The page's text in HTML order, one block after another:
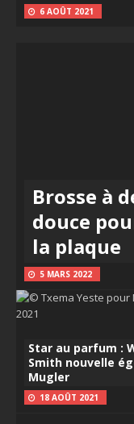
6 AOÛT 2021
Brosse à
douce
la plaque
5 MARS 2022
Star au parfum :
Smith nouvelle
Mugler
18 AOÛT 2021